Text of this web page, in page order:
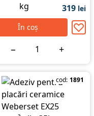
319 lei
În coș
− +
cod: 1891